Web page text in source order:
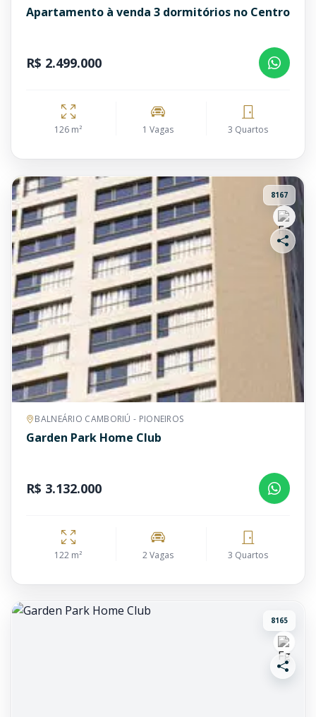
Apartamento à venda 3 dormitórios no Centro
R$ 2.499.000
126 m² 1 Vagas 3 Quartos
8167
BALNEÁRIO CAMBORIÚ - PIONEIROS
Garden Park Home Club
R$ 3.132.000
122 m² 2 Vagas 3 Quartos
8165